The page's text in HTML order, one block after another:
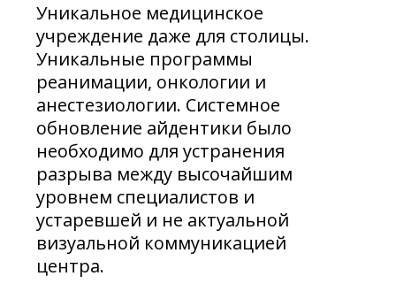
Уникальное медицинское
учреждение даже для столицы.
Уникальные программы
реанимации, онкологии и
анестезиологии. Системное
обновление айдентики было
необходимо для устранения
разрыва между высочайшим
уровнем специалистов и
устаревшей и не актуальной
визуальной коммуникацией
центра.